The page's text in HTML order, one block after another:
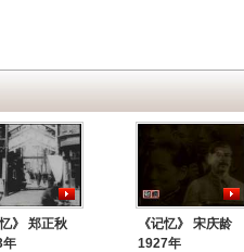
忆》 郑正秋
年
《记忆》 宋庆龄
1927年